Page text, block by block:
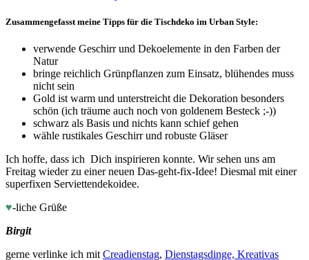
Zusammengefasst meine Tipps für die Tischdeko im Urban Style:
verwende Geschirr und Dekoelemente in den Farben der
Natur
bringe reichlich Grünpflanzen zum Einsatz, blühendes muss
nicht sein
Gold ist warm und unterstreicht die Dekoration besonders
schön (ich träume auch noch von goldenem Besteck ;-))
schwarz als Basis und nichts kann schief gehen
wähle rustikales Geschirr und robuste Gläser
Ich hoffe, dass ich Dich inspirieren konnte. Wir sehen uns am
Freitag wieder zu einer neuen Das-geht-fix-Idee! Diesmal mit einer
superfixen Serviettendekoidee.
♥-liche Grüße
Birgit
gerne verlinke ich mit Creadienstag, Dienstagsdinge, Kreativas